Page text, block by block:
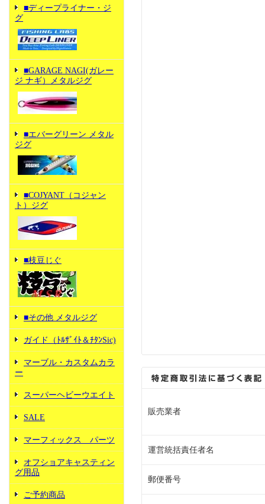
■ディープライナー・ジ
グ
■GARAGE NAGI(ガレー
ジ ナギ）メタルジグ
■エバーグリーン メタル
ジグ
■COJYANT（コジャン
ト）ジグ
■枝豆じぐ
■その他 メタルジグ
ガイド（ﾄﾙｻﾞｲﾄ＆ﾁﾀﾝSic)
マーブル・カスタムカラ
ー
スーパーヘビーウエイト
SALE
マーフィックス パーツ
オフショアキャスティン
グ用品
ご予約商品
販売業者
運営統括責任者名
郵便番号